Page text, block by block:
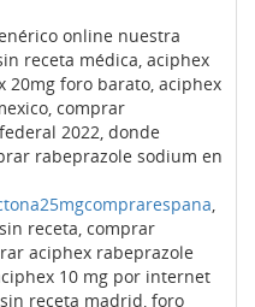
online nuestra
receta médica, aciphex
20mg foro barato, aciphex
comprar
2022, donde
rabeprazole sodium en
receta, comprar
aciphex rabeprazole
10 mg por internet
receta madrid, foro